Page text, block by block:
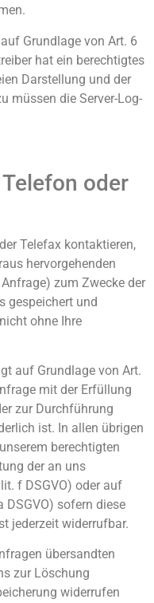
Grundlage von Art. 6
hat ein berechtigtes
Darstellung und der
müssen die Server-Log-
oder
Telefax kontaktieren,
hervorgehenden
zum Zwecke der
gespeichert und
ohne Ihre
auf Grundlage von Art.
mit der Erfüllung
zur Durchführung
ist. In allen übrigen
berechtigten
der an uns
f DSGVO) oder auf
DSGVO) sofern diese
jederzeit widerrufbar.
übersandten
zur Löschung
widerrufen